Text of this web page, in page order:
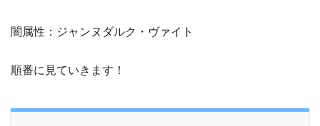
闇属性：ジャンヌダルク・ヴァイト
順番に見ていきます！